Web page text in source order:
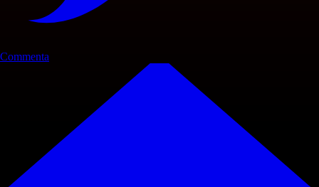
Commenta